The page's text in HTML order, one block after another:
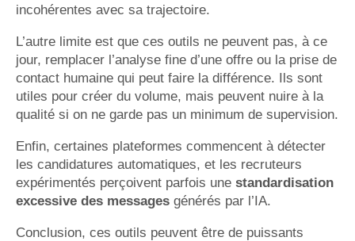
incohérentes avec sa trajectoire.
L’autre limite est que ces outils ne peuvent pas, à ce
jour, remplacer l’analyse fine d’une offre ou la prise de
contact humaine qui peut faire la différence. Ils sont
utiles pour créer du volume, mais peuvent nuire à la
qualité si on ne garde pas un minimum de supervision.
Enfin, certaines plateformes commencent à détecter
les candidatures automatiques, et les recruteurs
expérimentés perçoivent parfois une standardisation
excessive des messages générés par l’IA.
Conclusion, ces outils peuvent être de puissants